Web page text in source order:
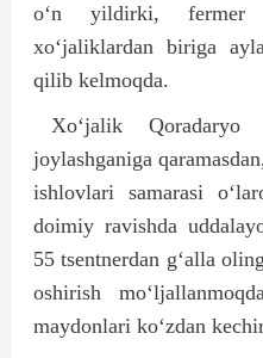
o‘n yildirki, fermer
xo‘jaliklardan biriga
qilib kelmoqda.
Xo‘jalik Qoradaryo
joylashganiga
ishlovlari samarasi
doimiy ravishda
55 tsentnerdan g‘alla
oshirish
maydonlari ko‘zdan